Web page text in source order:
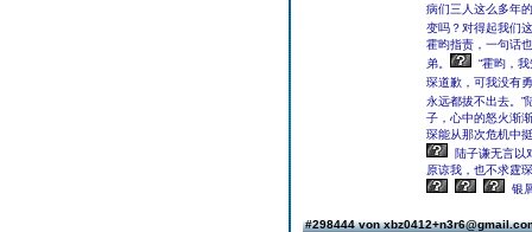
病们三人这么多年
变吗？对得起我们
霍昀指责，一句话
弟。
“霍昀，
琛道歉，可我没有
永远都拔不出去。”
子，心中的怒火渐
琛能从那次危机中
陆子谦无言以
原谅我，也不求霆
银
#298444 von